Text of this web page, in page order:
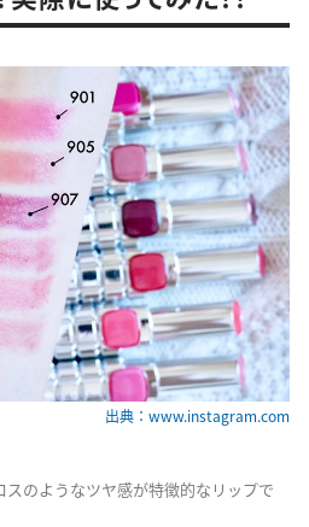
出典：www.instagram.com
のようなツヤ感が特徴的なリップで